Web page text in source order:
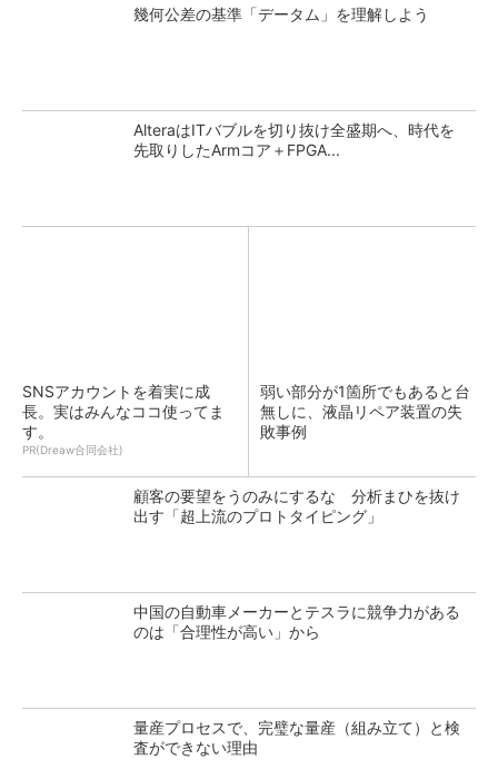
幾何公差の基準「データム」を理解しよう
AlteraはITバブルを切り抜け全盛期へ、時代を
先取りしたArmコア＋FPGA...
SNSアカウントを着実に成
長。実はみんなココ使ってま
す。
PR(Dreaw合同会社)
弱い部分が1箇所でもあると台
無しに、液晶リペア装置の失
敗事例
顧客の要望をうのみにするな 分析まひを抜け
出す「超上流のプロトタイピング」
中国の自動車メーカーとテスラに競争力がある
のは「合理性が高い」から
量産プロセスで、完璧な量産（組み立て）と検
査ができない理由